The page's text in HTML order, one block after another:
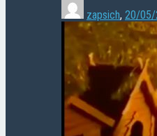
zapsich, 20/05/